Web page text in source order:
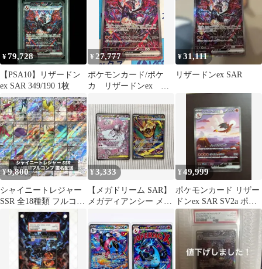
¥79,728
【PSA10】リザードン
ex SAR 349/190 1枚
¥ 27,777
ポケモンカード/ポケ
カ リザードンex
ートレジャー
¥31,111
リザードンex SAR
¥9,800
シャイニートレジャー
SSR 全18種類 フルコン
プセット
¥3,333
【メガドリーム SAR】
メガディアンシー メガ
¥49,999
ポケモンカード リザー
ドンex SAR SV2a ポケ
モンカード151 引退品